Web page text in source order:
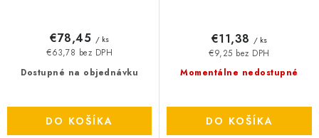
Dostupné na objednávku
€63,78 bez DPH
€78,45 / ks
DO KOŠÍKA
Momentálne nedostupné
€9,25 bez DPH
€11,38 / ks
DO KOŠÍKA